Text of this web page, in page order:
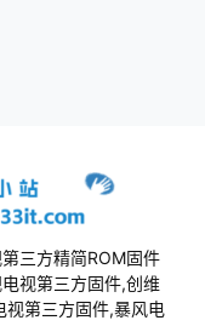
三方精简ROM固件
视第三方固件,创维
视第三方固件,暴风电